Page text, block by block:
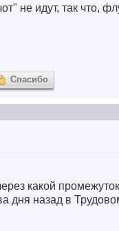
не идут, так что,
Спасибо
какой
дня назад в